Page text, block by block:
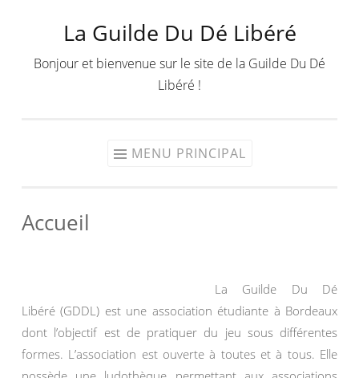
contenu
La Guilde Du Dé Libéré
Bonjour et bienvenue sur le site de la Guilde Du Dé
Libéré !
MENU PRINCIPAL
Accueil
La Guilde Du Dé
Libéré (GDDL) est une association étudiante à Bordeaux
dont l’objectif est de pratiquer du jeu sous différentes
formes. L’association est ouverte à toutes et à tous. Elle